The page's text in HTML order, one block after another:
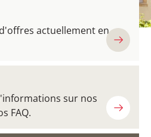
actuellement en
sur nos
FAQ.